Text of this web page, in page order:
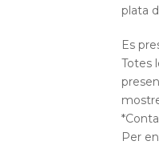
plata
Es
Totes
Per